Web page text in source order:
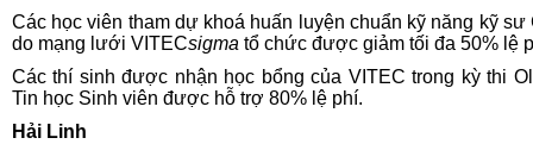
Các học viên tham dự khoá huấn luyện chuẩn kỹ năng kỹ sư
do mạng lưới VITECsigma tổ chức được giảm tối đa 50% lệ
Các thí sinh được nhận học bổng của VITEC trong kỳ thi
Tin học Sinh viên được hỗ trợ 80% lệ phí.
Hải Linh